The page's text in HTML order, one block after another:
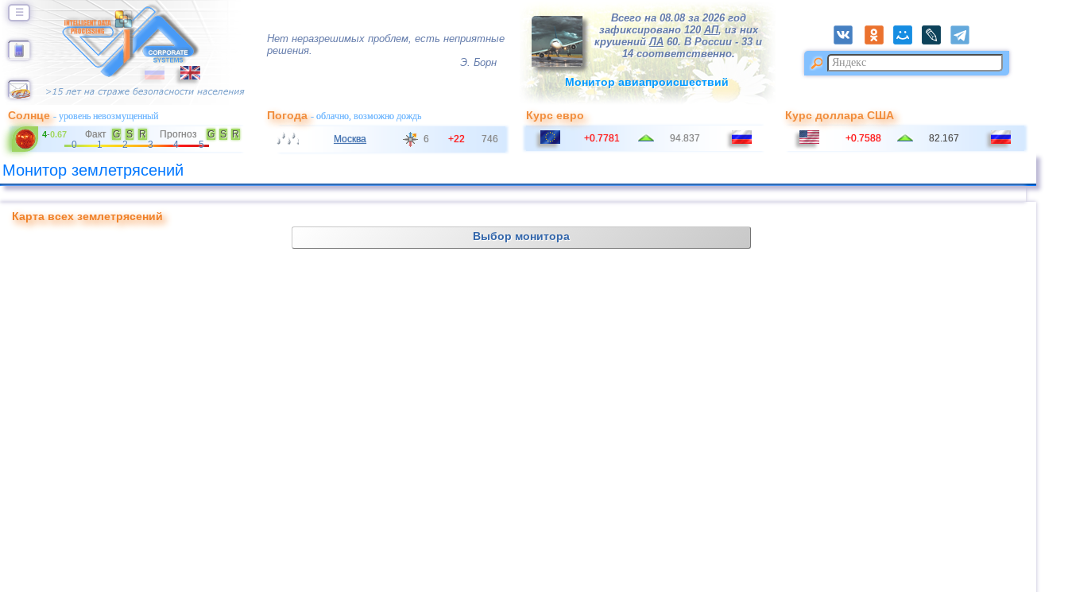
☰
Нет неразрешимых проблем, есть неприятные
решения.
Э. Борн
Всего на 08.08 за 2026 год
зафиксировано 120 АП, из них
крушенийЛА 60. В России - 33 и
14 соответственно.
Монитор авиапроисшествий
Солнце- уровень невозмущенный
4-0.67 Факт G S R Прогноз G S
R
0
1 2 3 4 5
Погода- облачно, возможно дождь
Москва 6 +22 746
Курс евро
+0.7781 94.837
Курс доллара США
+0.7588 82.167
Монитор землетрясений
Карта всех землетрясений
Выбор монитора